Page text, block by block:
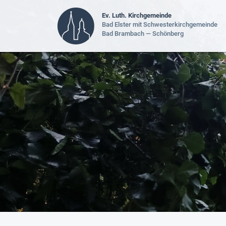
Ev. Luth. Kirchgemeinde
Bad Elster mit Schwesterkirchgemeinde
Bad Brambach — Schönberg